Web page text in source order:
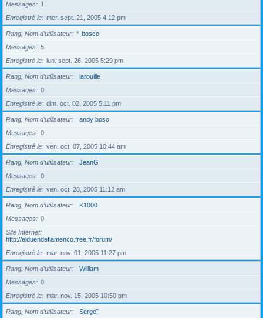
Messages
1
Enregistré le
mer. sept. 21, 2005 4:12 pm
Rang, Nom d’utilisateur * bosco
Messages
5
Enregistré le
lun. sept. 26, 2005 5:29 pm
Rang, Nom d’utilisateur
larouille
Messages
0
Enregistré le
dim. oct. 02, 2005 5:11 pm
Rang, Nom d’utilisateur
andy boso
Messages
0
Enregistré le
ven. oct. 07, 2005 10:44 am
Rang, Nom d’utilisateur
JeanG
Messages
0
Enregistré le
ven. oct. 28, 2005 11:12 am
Rang, Nom d’utilisateur
K1000
Messages
0
Site Internet
http://elduendeflamenco.free.fr/forum/
Enregistré le
mar. nov. 01, 2005 11:27 pm
Rang, Nom d’utilisateur
William
Messages
0
Enregistré le
mar. nov. 15, 2005 10:50 pm
Rang, Nom d’utilisateur
Sergeï